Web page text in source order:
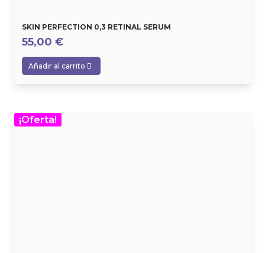
SKIN PERFECTION 0,3 RETINAL SERUM
55,00€
Añadir al carrito
¡Oferta!